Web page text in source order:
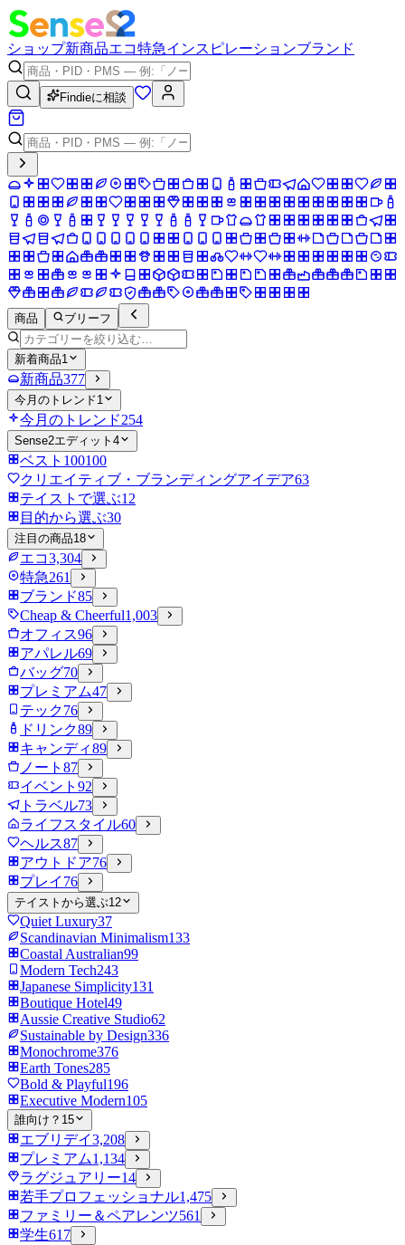
ショップ新商品エコ特急インスピレーションブランド
Findieに相談
商品 ブリーフ
新着商品1
新商品377
今月のトレンド1
今月のトレンド254
Sense2エディット 4
ベスト100100
クリエイティブ・ブランディングアイデア63
テイストで選ぶ12
目的から選ぶ30
注目の商品18
エコ3,304
特急261
ブランド85
Cheap & Cheerful1,003
オフィス96
アパレル69
バッグ70
プレミアム47
テック76
ドリンク89
キャンディ89
ノート 87
イベント 92
トラベル73
ライフスタイル60
ヘルス87
アウトドア76
プレイ 76
テイストから選ぶ12
Quiet Luxury37
Scandinavian Minimalism133
Coastal Australian99
Modern Tech243
Japanese Simplicity131
Boutique Hotel49
Aussie Creative Studio62
Sustainable by Design336
Monochrome376
Earth Tones285
Bold & Playful196
Executive Modern105
誰向け？ 15
エブリデイ3,208
プレミアム1,134
ラグジュアリー14
若手プロフェッショナル1,475
ファミリー＆ペアレンツ561
学生617